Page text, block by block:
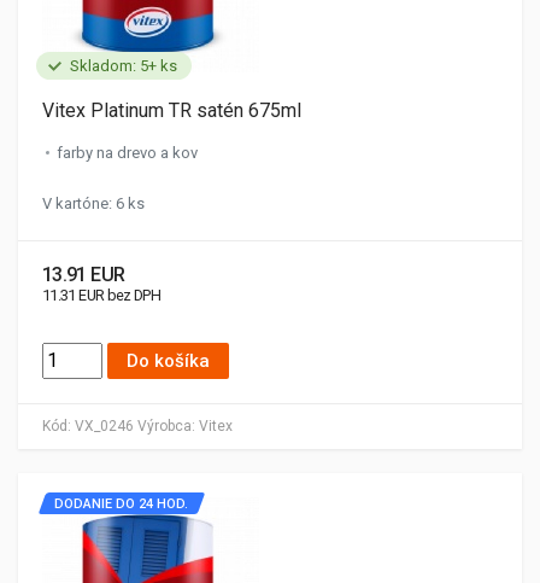
Skladom: 5+ ks
Kód: VX_0246 Výrobca: Vitex
Vitex Platinum TR satén 675ml
farby na drevo a kov
V kartóne: 6 ks
13.91 EUR
11.31 EUR bez DPH
Do košíka
DODANIE DO 24 HOD.